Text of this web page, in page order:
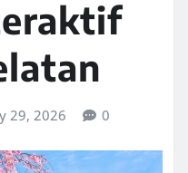
29, 2026 0